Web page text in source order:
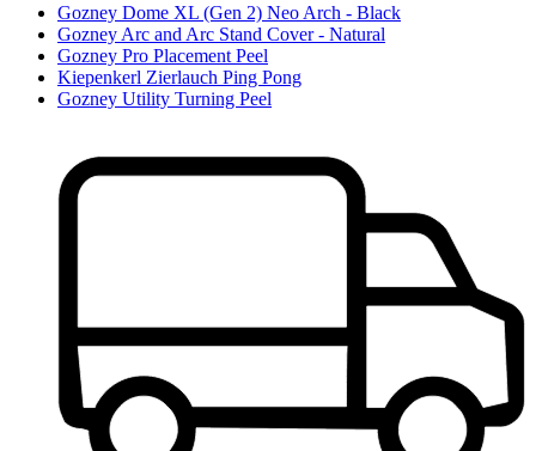
Gozney Dome XL (Gen 2) Neo Arch - Black
Gozney Arc and Arc Stand Cover - Natural
Gozney Pro Placement Peel
Kiepenkerl Zierlauch Ping Pong
Gozney Utility Turning Peel